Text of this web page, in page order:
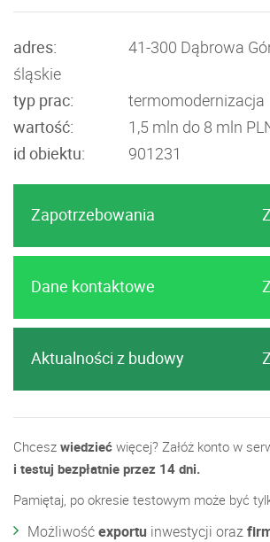
adres:
41-300 Dąbrowa
śląskie
typ prac:
termomodernizacja
wartość:
1,5 mln do 8 mln
id obiektu:
901231
Zapotrzebowania
Dane kontaktowe
Aktualności z budowy
Chcesz wiedzieć więcej? Załóż konto w
i testuj bezpłatnie przez 14 dni.
Pamiętaj, po okresie testowym może być
Możliwośćexportu inwestycji oraz